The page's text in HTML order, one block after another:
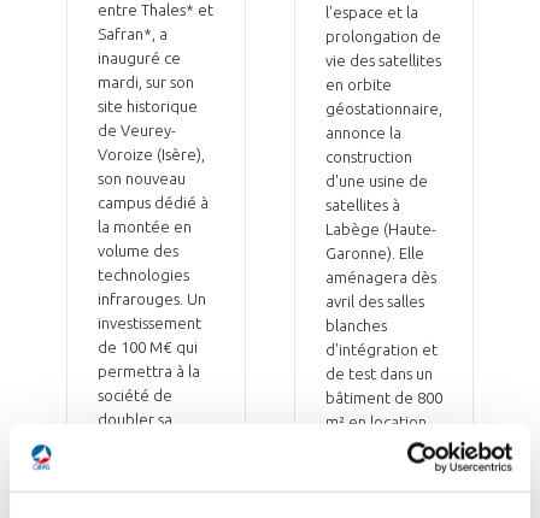
entre Thales* et
Safran*, a
inauguré ce
mardi, sur son
site historique
de Veurey-
Voroize (Isère),
son nouveau
campus dédié à
la montée en
volume des
technologies
infrarouges. Un
investissement
de 100 M€ qui
permettra à la
société de
doubler sa
blanches
l'espace et la
prolongation de
vie des satellites
en orbite
géostationnaire,
annonce la
construction
d'une usine de
satellites à
Labège (Haute-
Garonne). Elle
aménagera dès
avril des salles
blanches
d'intégration et
de test dans un
bâtiment de 800
m² en location,
en investissant 5
devrait